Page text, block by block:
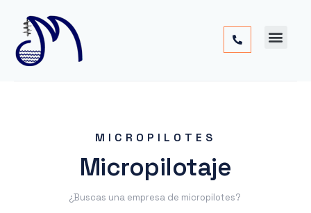
MICROPILOTES
Micropilotaje
¿Buscas una empresa de micropilotes?